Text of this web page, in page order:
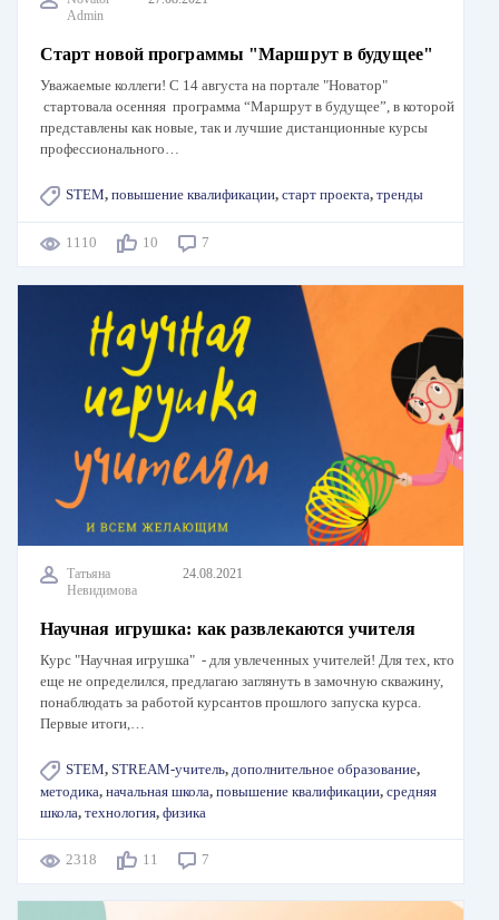
Admin
Старт новой программы "Маршрут в будущее"
Уважаемые коллеги! С 14 августа на портале "Новатор"
стартовала осенняя программа “Маршрут в будущее”, в которой
представлены как новые, так и лучшие дистанционные курсы
профессионального…
STEM, повышение квалификации, старт проекта, тренды
1110 10 7
Татьяна
Невидимова
24.08.2021
Научная игрушка: как развлекаются учителя
Курс "Научная игрушка" - для увлеченных учителей! Для тех, кто
еще не определился, предлагаю заглянуть в замочную скважину,
понаблюдать за работой курсантов прошлого запуска курса.
Первые итоги,…
STEM, STREAM-учитель, дополнительное образование,
методика, начальная школа, повышение квалификации, средняя
школа, технология, физика
2318 11 7